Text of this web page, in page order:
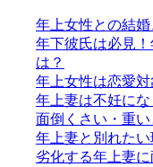
年上女性との結
年下彼氏は必見
は？
年上女性は恋愛対
年上妻は不妊にな
面倒くさい・重
年上妻と別れたい
劣化する年上妻